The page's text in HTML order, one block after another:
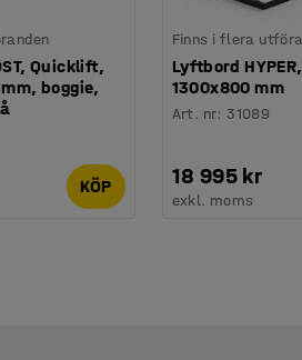
Quicklift,
boggie,
KÖP
Finns i flera
Lyftbord
1300x800 mm
Art. nr:31089
18 995 kr
exkl. moms